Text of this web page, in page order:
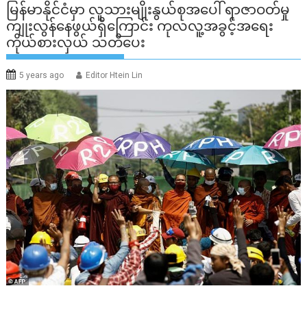
မြန်မာနိုင်ငံမှာ လူသားမျိုးနွယ်စုအပေါ် ရာဇာဝတ်မှု
ကျုးလွန်နေဖွယ်ရှိကြောင်း ကုလလူ့အခွင့်အရေး
ကိုယ်စားလှယ် သတိပေး
5 years ago Editor Htein Lin